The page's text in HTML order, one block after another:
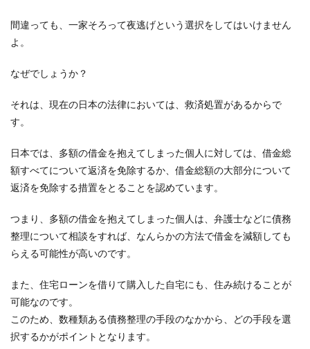
間違っても、一家そろって夜逃げという選択をしてはいけません
よ。
なぜでしょうか？
それは、現在の日本の法律においては、救済処置があるからで
す。
日本では、多額の借金を抱えてしまった個人に対しては、借金総
額すべてについて返済を免除するか、借金総額の大部分について
返済を免除する措置をとることを認めています。
つまり、多額の借金を抱えてしまった個人は、弁護士などに債務
整理について相談をすれば、なんらかの方法で借金を減額しても
らえる可能性が高いのです。
また、住宅ローンを借りて購入した自宅にも、住み続けることが
可能なのです。
このため、数種類ある債務整理の手段のなかから、どの手段を選
択するかがポイントとなります。